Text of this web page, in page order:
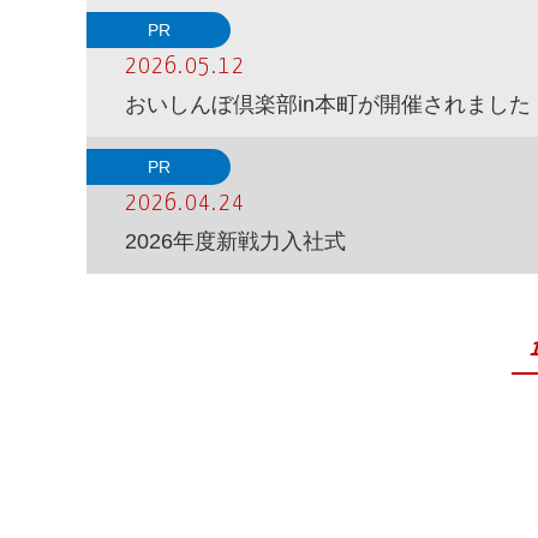
PR
2026.05.12
おいしんぼ倶楽部in本町が開催されました
PR
2026.04.24
2026年度新戦力入社式
1